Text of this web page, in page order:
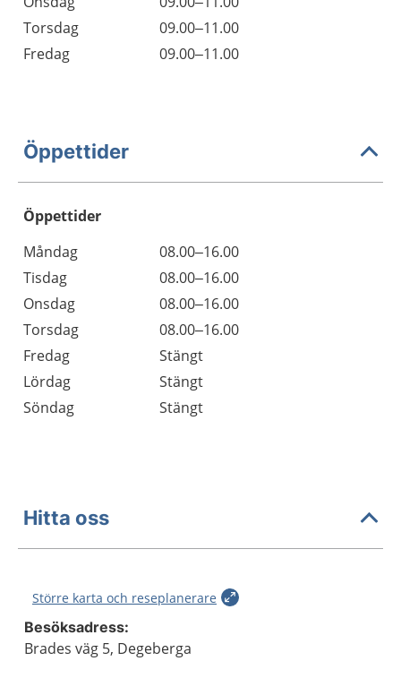
Torsdag
09.00–11.00
Fredag
09.00–11.00
Öppettider
Öppettider
Dag
Öppettider
Kommentarer
Måndag
08.00–16.00
Tisdag
08.00–16.00
Onsdag
08.00–16.00
Torsdag
08.00–16.00
Fredag
Stängt
Lördag
Stängt
Söndag
Stängt
Hitta oss
Större karta och reseplanerare
Besöksadress:
Brades väg 5, Degeberga